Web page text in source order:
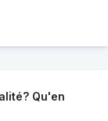
Qu'en